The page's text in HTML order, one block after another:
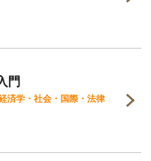
門
済学・社会・国際・法律